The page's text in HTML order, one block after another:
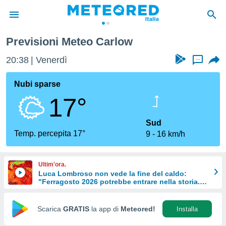
di
per
le
di
Web
Previsioni Meteo Carlow
20:38 Venerdì ...
Nubi sparse
17°
Temp. percepita 17°
Sud
9
16 km/h
Ultim'ora.
Luca Lombroso non vede la fine del caldo:
"Ferragosto 2026 potrebbe entrare nella storia.
Scarica GRATIS la app di Meteored! Installa